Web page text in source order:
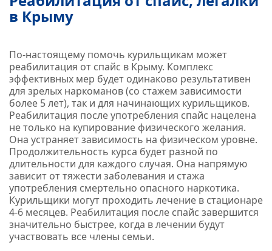
в Крыму
По-настоящему помочь курильщикам может
реабилитация от спайс в Крыму. Комплекс
эффективных мер будет одинаково результативен
для зрелых наркоманов (со стажем зависимости
более 5 лет), так и для начинающих курильщиков.
Реабилитация после употребления спайс нацелена
не только на купирование физического желания.
Она устраняет зависимость на физическом уровне.
Продолжительность курса будет разной по
длительности для каждого случая. Она напрямую
зависит от тяжести заболевания и стажа
употребления смертельно опасного наркотика.
Курильщики могут проходить лечение в стационаре
4-6 месяцев. Реабилитация после спайс завершится
значительно быстрее, когда в лечении будут
участвовать все члены семьи.